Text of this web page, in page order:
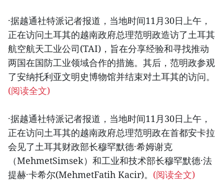
·据越通社特派记者报道，当地时间11月30日上午，
正在访问土耳其的越南政府总理范明政造访了土耳其
航空航天工业公司(TAI)，旨在分享经验和寻找推动
两国在国防工业领域合作的措施。其后，范明政参观
了安纳托利亚文明史博物馆并结束对土耳其的访问。
(阅读全文)
·据越通社特派记者报道，当地时间11月30日上午，
正在访问土耳其的越南政府总理范明政在首都安卡拉
会见了土耳其财政部长穆罕默德·希姆谢克
（MehmetSimsek）和工业和技术部长穆罕默德·法
提赫·卡希尔(MehmetFatih Kacir)。 (阅读全文)